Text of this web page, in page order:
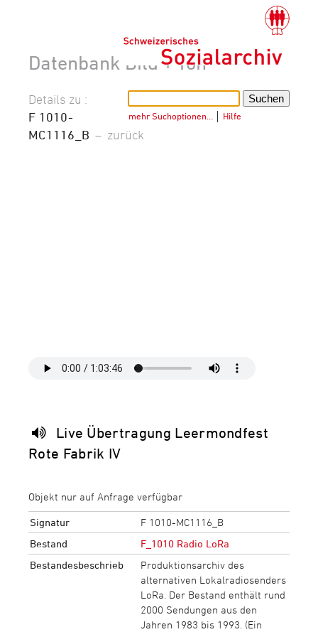
Datenbank Bild + Ton
mehr Suchoptionen… Hilfe
Details zu :
F 1010-
MC1116_B – zurück
Live Übertragung Leermondfest
Rote Fabrik IV
Objekt nur auf Anfrage verfügbar
Signatur
F 1010-MC1116_B
Bestand
F_1010 Radio LoRa
Bestandesbeschrieb
Produktionsarchiv des
alternativen Lokalradiosenders
LoRa. Der Bestand enthält rund
2000 Sendungen aus den
Jahren 1983 bis 1993. (Ein